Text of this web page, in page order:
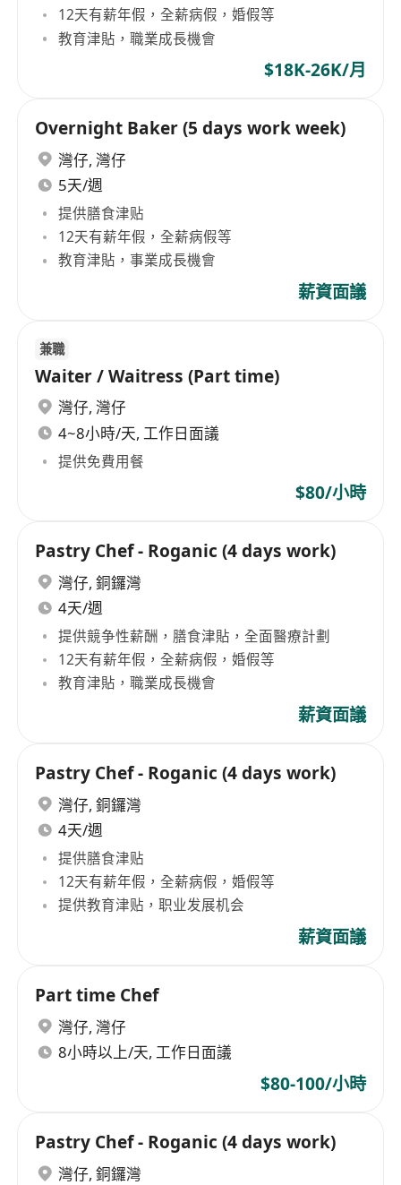
12天有薪年假，全薪病假，婚假等
教育津貼，職業成長機會
$18K-26K/月
Overnight Baker (5 days work week)
灣仔, 灣仔
5天/週
提供膳食津贴
12天有薪年假，全薪病假等
教育津貼，事業成長機會
薪資面議
兼職
Waiter / Waitress (Part time)
灣仔, 灣仔
4~8小時/天, 工作日面議
提供免費用餐
$80/小時
Pastry Chef - Roganic (4 days work)
灣仔, 銅鑼灣
4天/週
提供競争性薪酬，膳食津貼，全面醫療計劃
12天有薪年假，全薪病假，婚假等
教育津貼，職業成長機會
薪資面議
Pastry Chef - Roganic (4 days work)
灣仔, 銅鑼灣
4天/週
提供膳食津贴
12天有薪年假，全薪病假，婚假等
提供教育津贴，职业发展机会
薪資面議
Part time Chef
灣仔, 灣仔
8小時以上/天, 工作日面議
$80-100/小時
Pastry Chef - Roganic (4 days work)
灣仔, 銅鑼灣